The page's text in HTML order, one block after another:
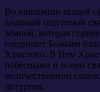
Во вшивании мощей
видимой ощутимой
земной, которая
соединяет Божьим
Христово. В Нем
небесными и всеми
величественном
литургия.